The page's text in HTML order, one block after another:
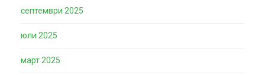
септември 2025
юли 2025
март 2025